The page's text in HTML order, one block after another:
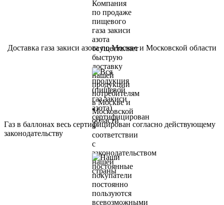
Доставка газа закиси азота по Москве и Московской области
Газ в баллонах весь сертифицирован согласно действующему
законодательству